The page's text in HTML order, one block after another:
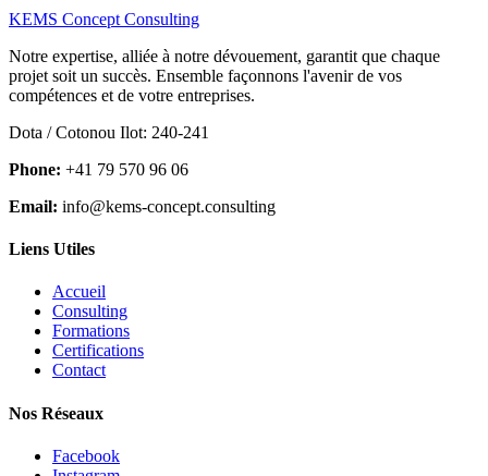
KEMS Concept Consulting
Notre expertise, alliée à notre dévouement, garantit que chaque
projet soit un succès. Ensemble façonnons l'avenir de vos
compétences et de votre entreprises.
Dota / Cotonou Ilot: 240-241
Phone: +41 79 570 96 06
Email: info@kems-concept.consulting
Liens Utiles
Accueil
Consulting
Formations
Certifications
Contact
Nos Réseaux
Facebook